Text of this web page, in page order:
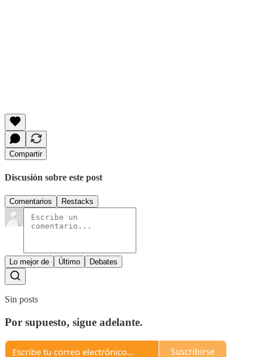
Compartir
Discusión sobre este post
Comentarios Restacks
Lo mejor de Último Debates
Sin posts
Por supuesto, sigue adelante.
Suscribirse